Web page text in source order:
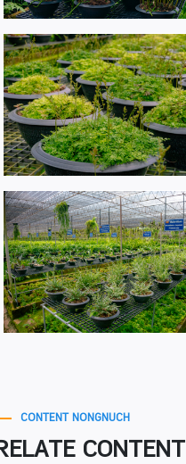
CONTENT NONGNUCH
CONTENT